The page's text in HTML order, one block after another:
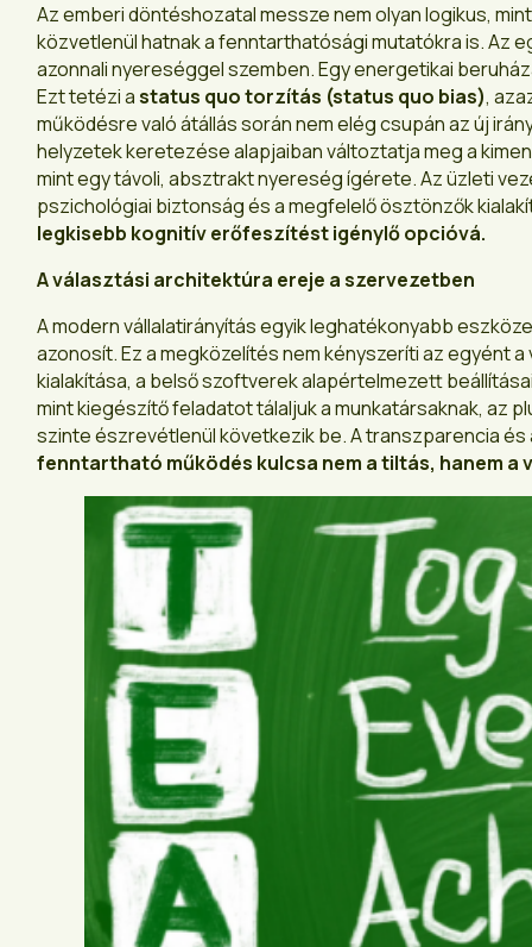
Az emberi döntéshozatal messze nem olyan logikus,
közvetlenül hatnak a fenntarthatósági mutatókra is. Az
azonnali nyereséggel szemben. Egy energetikai
Ezt tetézi astatus quo torzítás (status quo bias),
működésre való átállás során nem elég csupán az új
helyzetek keretezése alapjaiban változtatja meg a
mint egy távoli, absztrakt nyereség ígérete. Az üzleti
pszichológiai biztonság és a megfelelő ösztönzők
legkisebb kognitív erőfeszítést igénylőopcióvá.
A választási architektúra ereje a szervezetben
A modern vállalatirányítás egyik leghatékonyabb
azonosít. Ez a megközelítés nem kényszeríti az egyént
kialakítása, a belső szoftverek alapértelmezett
mint kiegészítő feladatot tálaljuk a munkatársaknak, az
szinte észrevétlenül következik be. A transzparencia
fenntartható működés kulcsa nem a tiltás, hanem a